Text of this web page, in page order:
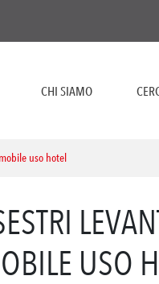
CHI SIAMO
uso hotel
USO